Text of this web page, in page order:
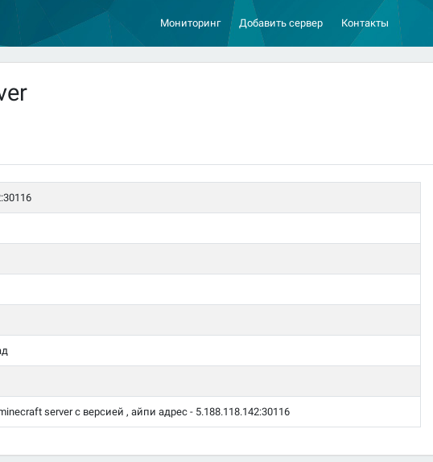
Мониторинг Добавить сервер Контакты
server с версией , айпи адрес - 5.188.118.142:30116